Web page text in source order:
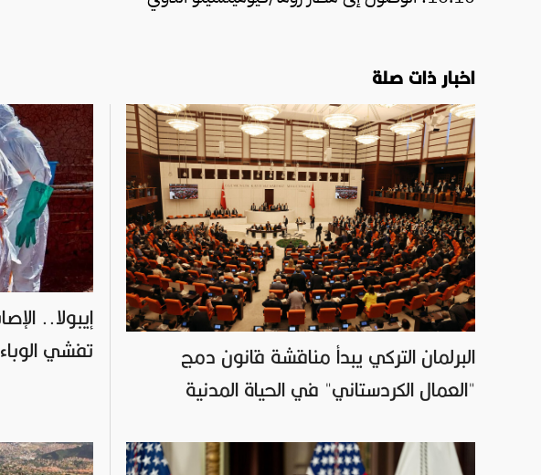
اخبار ذات صلة
تفشي الوباء
البرلمان التركي يبدأ مناقشة قانون دمج
"العمال الكردستاني" في الحياة المدنية